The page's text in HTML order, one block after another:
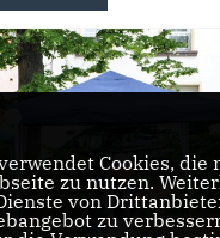
Cookies, die
zu nutzen.
von
zu